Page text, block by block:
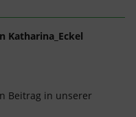
Katharina_Eckel
Beitrag in unserer